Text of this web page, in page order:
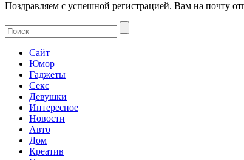
Поздравляем с успешной регистрацией. Вам на почту
Сайт
Юмор
Гаджеты
Секс
Девушки
Интересное
Новости
Авто
Дом
Креатив